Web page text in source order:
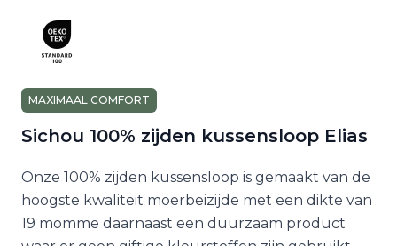
MAXIMAAL COMFORT
Sichou 100% zijden kussensloop Elias
Onze 100% zijden kussensloop is gemaakt van de
hoogste kwaliteit moerbeizijde met een dikte van
19 momme daarnaast een duurzaam product